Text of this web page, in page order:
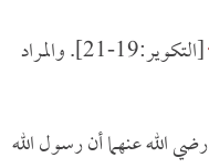
[التكوير:19-21]. والمراد
رضي الله عنهما أن رسول الله